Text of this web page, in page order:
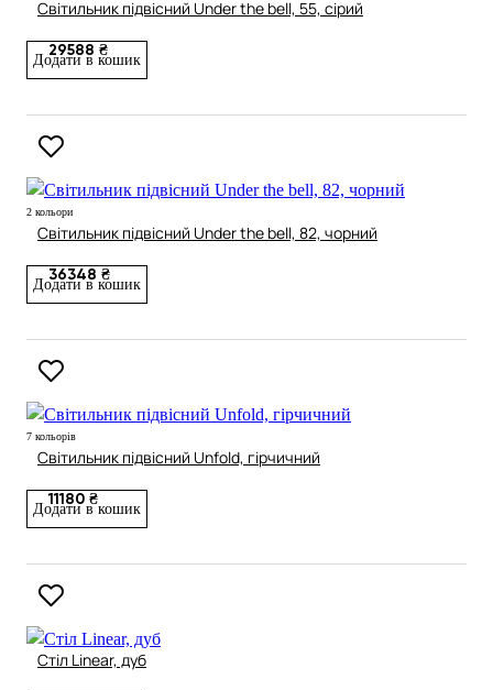
Світильник підвісний Under the bell, 55, сірий
29588 ₴
Додати в кошик
2 кольори
Світильник підвісний Under the bell, 82, чорний
36348 ₴
Додати в кошик
7 кольорів
Світильник підвісний Unfold, гірчичний
11180 ₴
Додати в кошик
Стіл Linear, дуб